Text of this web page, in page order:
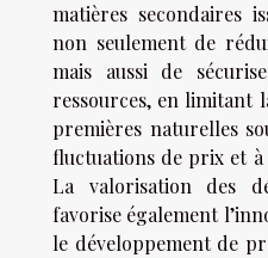
matières secondaires
non seulement de
mais aussi de
ressources, en limitant
premières naturelles
fluctuations de prix et à
La valorisation des
favorise également
le développement de